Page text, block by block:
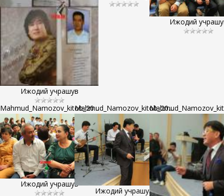
Ижодий учрашув
Ижодий
Mahmud_Namozov_kitob_20...
Ижодий учрашув
Mahmud_Namozov_kitob_20...
Ижодий учрашув